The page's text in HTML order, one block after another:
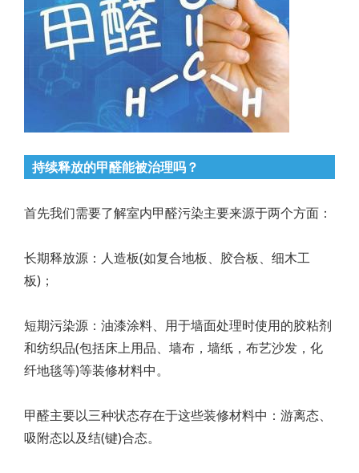
持续释放的甲醛能被治理吗？
首先我们需要了解室内甲醛污染主要来源于两个方面：
长期释放源：人造板(如复合地板、胶合板、细木工
板)；
短期污染源：油漆涂料、用于墙面处理时使用的胶粘剂
和纺织品(包括床上用品、墙布，墙纸，布艺沙发，化
纤地毯等)等装修材料中。
甲醛主要以三种状态存在于这些装修材料中：游离态、
吸附态以及结(键)合态。